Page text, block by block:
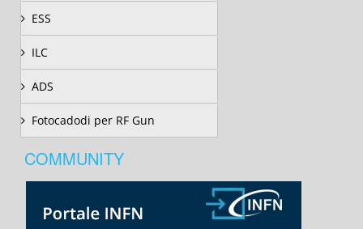
ESS
ILC
ADS
Fotocadodi per RF Gun
COMMUNITY